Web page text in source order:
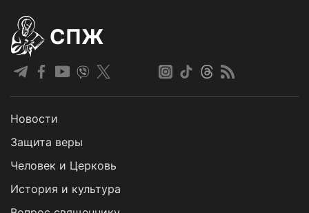
СПЖ
Новости
Защита веры
Человек и Церковь
История и культура